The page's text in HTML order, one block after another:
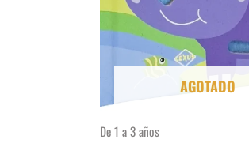
AGOTADO
De 1 a 3 años